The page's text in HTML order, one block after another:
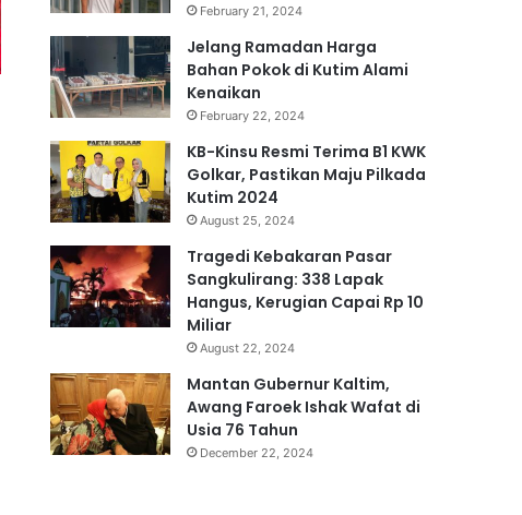
February 21, 2024
Jelang Ramadan Harga
Bahan Pokok di Kutim Alami
Kenaikan
February 22, 2024
KB-Kinsu Resmi Terima B1 KWK
Golkar, Pastikan Maju Pilkada
Kutim 2024
August 25, 2024
Tragedi Kebakaran Pasar
Sangkulirang: 338 Lapak
Hangus, Kerugian Capai Rp 10
Miliar
August 22, 2024
Mantan Gubernur Kaltim,
Awang Faroek Ishak Wafat di
Usia 76 Tahun
December 22, 2024